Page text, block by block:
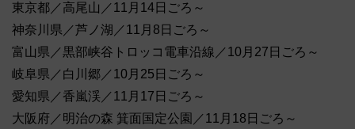
東京都／高尾山／11月14日ごろ～
神奈川県／芦ノ湖／11月8日ごろ～
富山県／黒部峡谷トロッコ電車沿線／10月27日ごろ～
岐阜県／白川郷／10月25日ごろ～
愛知県／香嵐渓／11月17日ごろ～
大阪府／明治の森 箕面国定公園／11月18日ごろ～